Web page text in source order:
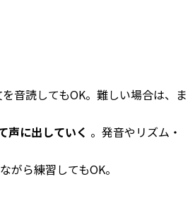
音読してもOK。難しい場合は、ま
声に出していく 。発音やリズム・
がら練習してもOK。